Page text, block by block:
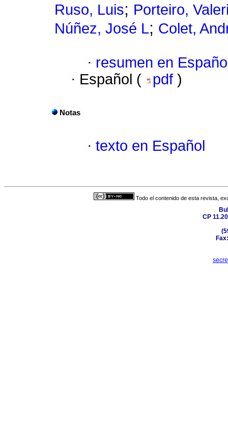
Ruso, Luis; Porteiro,
Núñez, José L; Colet,
· resumen en
· Español ( pdf )
Notas
· texto en Español
Todo el contenido de esta revista,
CP